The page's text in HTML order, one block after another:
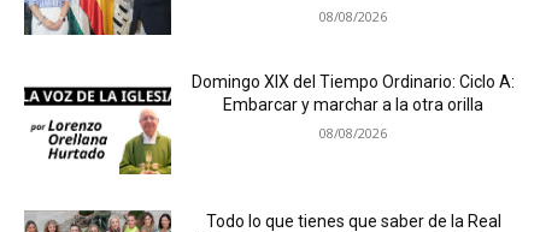
08/08/2026
Domingo XIX del Tiempo Ordinario: Ciclo A:
Embarcar y marchar a la otra orilla
08/08/2026
Todo lo que tienes que saber de la Real